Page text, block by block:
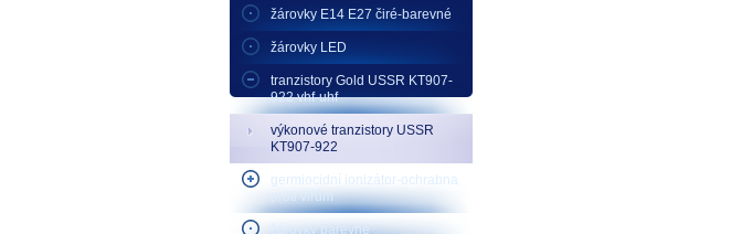
žárovky E14 E27 čiré-barevné
žárovky LED
tranzistory Gold USSR KT907-
922 vhf-uhf
výkonové tranzistory USSR
KT907-922
germiocidní ionizátor-ochrabna
proti virům
žárovky barevné